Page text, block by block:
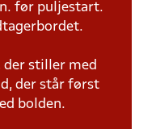
før puljestart.
stiller med
der står først
bolden.